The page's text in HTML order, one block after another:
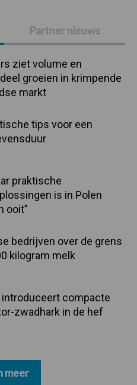
Partner nieuws
ziet volume en
groeien in krimpende
markt
tips voor een
praktische
is in Polen
ooit”
bedrijven over de grens
kilogram melk
compacte
zwadhark in de hef
meer